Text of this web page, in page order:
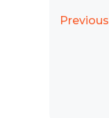
Previous